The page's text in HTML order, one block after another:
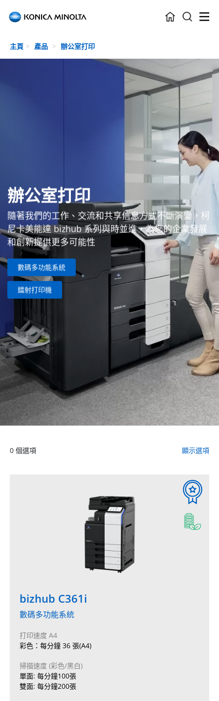
Skip to main content
主頁 產品 辦公室打印
辦公室打印
隨著我們的工作、交流和共享信息方式不斷演變，柯
尼卡美能達 bizhub 系列與時並進，為您的企業發展
和創新提供更多可能性
數碼多功能系統
鐳射打印機
0 個選項 顯示選項
bizhub C361i
數碼多功能系統
打印速度 A4
彩色：每分鐘 36 張(A4)
掃描速度 (彩色/黑白)
單面: 每分鐘100張
雙面: 每分鐘200張